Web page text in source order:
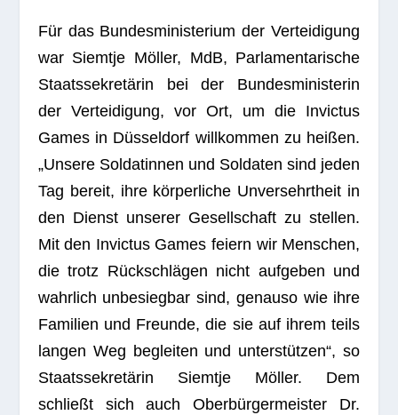
Für das Bun­des­mi­nis­te­rium der Ver­tei­di­gung
war Siemtje Möl­ler, MdB, Par­la­men­ta­ri­sche
Staats­se­kre­tä­rin bei der Bun­des­mi­nis­te­rin
der Ver­tei­di­gung, vor Ort, um die Invic­tus
Games in Düs­sel­dorf will­kom­men zu hei­ßen.
„Unsere Sol­da­tin­nen und Sol­da­ten sind jeden
Tag bereit, ihre kör­per­li­che Unver­sehrt­heit in
den Dienst unse­rer Gesell­schaft zu stel­len.
Mit den Invic­tus Games fei­ern wir Men­schen,
die trotz Rück­schlä­gen nicht auf­ge­ben und
wahr­lich unbe­sieg­bar sind, genauso wie ihre
Fami­lien und Freunde, die sie auf ihrem teils
lan­gen Weg beglei­ten und unter­stüt­zen“, so
Staats­se­kre­tä­rin Siemtje Möl­ler. Dem
schließt sich auch Ober­bür­ger­meis­ter Dr.